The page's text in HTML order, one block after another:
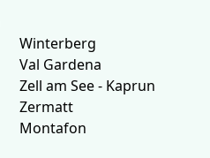
Winterberg
Val Gardena
Zell am See - Kaprun
Zermatt
Montafon